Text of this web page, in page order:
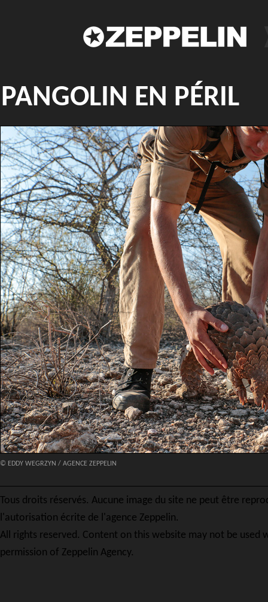
PANGOLIN EN PÉRIL
© EDDY WEGRZYN / AGENCE ZEPPELIN
Tous droits réservés. Aucune image du site ne peut être
l'autorisation écrite de l'agence Zeppelin.
All rights reserved. Content on this website may not be used
permission of Zeppelin Agency.